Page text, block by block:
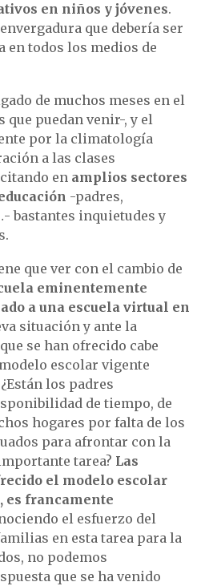
en niños y jóvenes.
que debería ser
en todos los medios de
de muchos meses en el
que puedan venir-, y el
por la climatología
a las clases
en amplios sectores
-padres,
bastantes inquietudes y
que ver con el cambio de
eminentemente
a una escuela virtual en
situación y ante la
se han ofrecido cabe
escolar vigente
los padres
de tiempo, de
hogares por falta de los
para afrontar con la
tarea? Las
el modelo escolar
es francamente
el esfuerzo del
en esta tarea para la
no podemos
que se ha venido